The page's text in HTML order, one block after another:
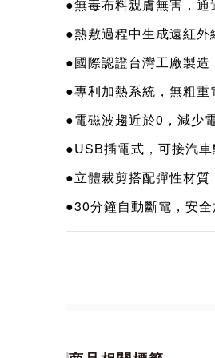
●無毒布料親膚無害，通
●熱敷過程中生成遠紅外
●國際認證台灣工廠製造
●專利加熱系統，無粗重
●電磁波趨近於0，減少
●USB插電式，可接汽車
●立體裁剪搭配彈性材質
●30分鐘自動斷電，安
●可手洗設計，主體2年